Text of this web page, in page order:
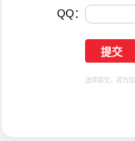
QQ：
选择提交，视为